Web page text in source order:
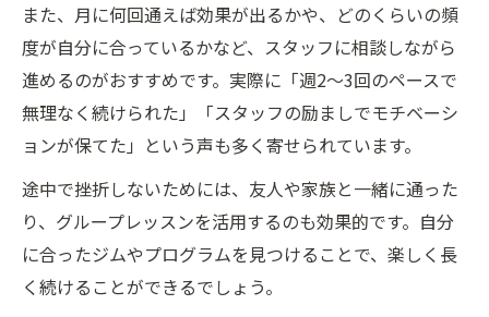
また、月に何回通えば効果が出るかや、どのくらいの頻
度が自分に合っているかなど、スタッフに相談しながら
進めるのがおすすめです。実際に「週2～3回のペースで
無理なく続けられた」「スタッフの励ましでモチベーシ
ョンが保てた」という声も多く寄せられています。
途中で挫折しないためには、友人や家族と一緒に通った
り、グループレッスンを活用するのも効果的です。自分
に合ったジムやプログラムを見つけることで、楽しく長
く続けることができるでしょう。